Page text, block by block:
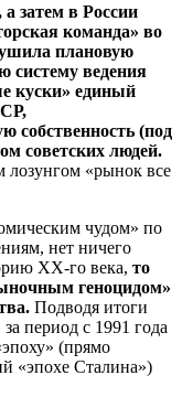
затем в России
команда» во
плановую
систему ведения
куски» единый
собственность (под
советских людей.
лозунгом «рынок все
чудом» по
нет ничего
ХХ-го века, то
геноцидом»
Подводя итоги
период с 1991 года
(прямо
«эпохе Сталина»)